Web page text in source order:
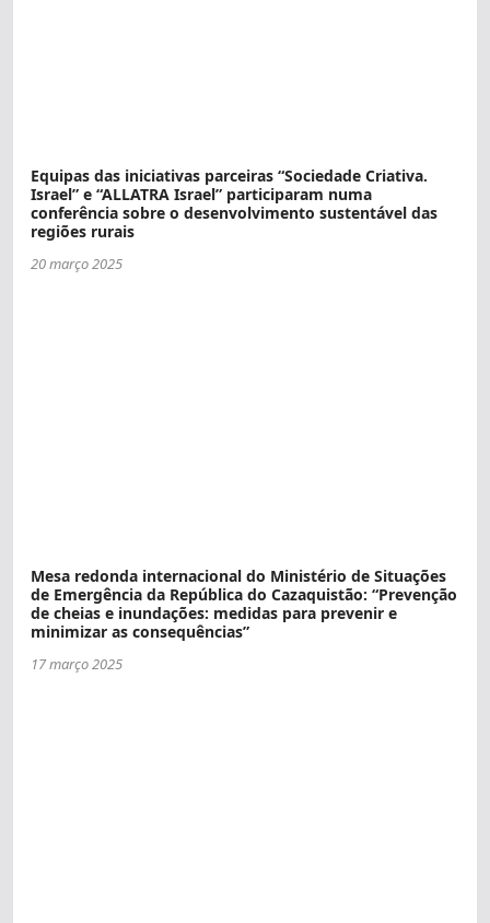
Equipas das iniciativas parceiras “Sociedade Criativa.
Israel” e “ALLATRA Israel” participaram numa
conferência sobre o desenvolvimento sustentável das
regiões rurais
20 março 2025
Mesa redonda internacional do Ministério de Situações
de Emergência da República do Cazaquistão: “Prevenção
de cheias e inundações: medidas para prevenir e
minimizar as consequências”
17 março 2025